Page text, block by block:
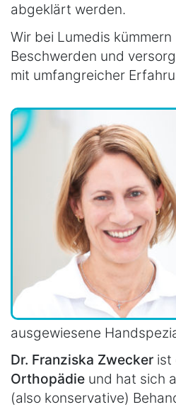
abgeklärt werden.
Wir bei Lumedis kümmern
Beschwerden und
mit umfangreicher
ausgewiesene
Dr. Franziska Zwecker ist
Orthopädie und hat sich
(also konservative)